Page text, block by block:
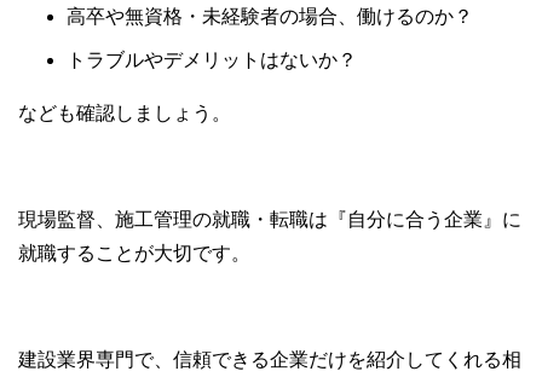
高卒や無資格・未経験者の場合、働けるのか？
トラブルやデメリットはないか？
なども確認しましょう。
現場監督、施工管理の就職・転職は『自分に合う企業』に
就職することが大切です。
建設業界専門で、信頼できる企業だけを紹介してくれる相